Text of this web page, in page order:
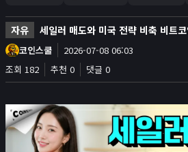
홈
커뮤니티
📊 지표
실시간 포지션
비트멕스 리더보드
자유 세일러 매도와 미국 전략 비축 비트
코인스쿨
2026-07-08 06:03
조회 182
추천 0 댓글 0